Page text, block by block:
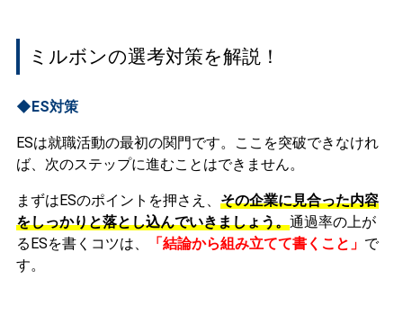
ミルボンの選考対策を解説！
◆ES対策
ESは就職活動の最初の関門です。ここを突破できなけれ
ば、次のステップに進むことはできません。
まずはESのポイントを押さえ、 その企業に見合った内容
をしっかりと落とし込んでいきましょう。通過率の上が
るESを書くコツは、
「結論から組み立てて書くこと」 で
す。